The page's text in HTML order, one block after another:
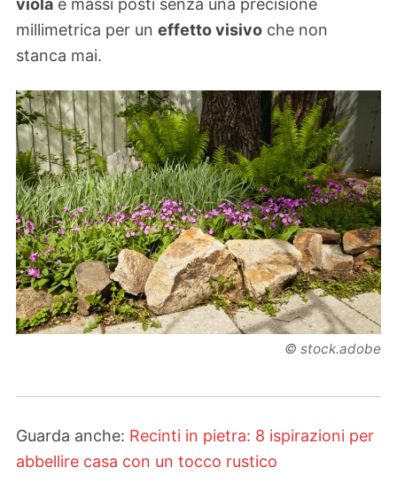
millimetrica per un effetto visivo che non
stanca mai.
© stock.adobe
Guarda anche: Recinti in pietra: 8 ispirazioni per
abbellire casa con un tocco rustico